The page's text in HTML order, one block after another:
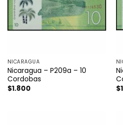
NICARAGUA
Nicaragua – P209a – 10
Cordobas
$1.800
$